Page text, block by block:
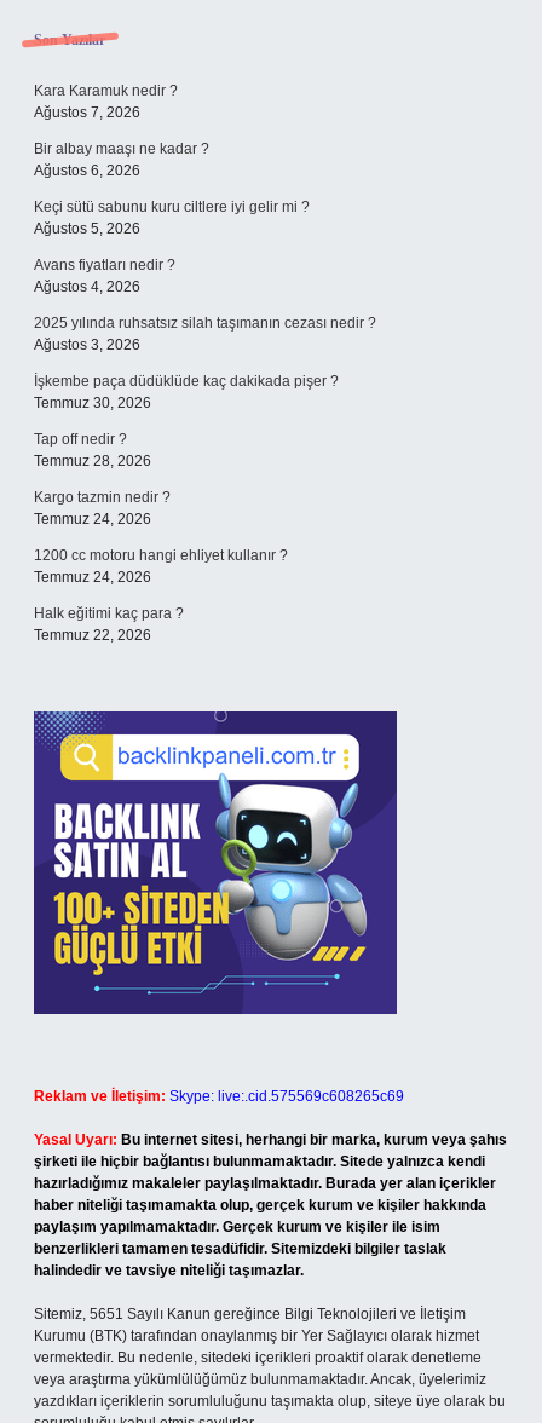
Sidebar
Son Yazılar
Kara Karamuk nedir ?
Ağustos 7, 2026
Bir albay maaşı ne kadar ?
Ağustos 6, 2026
Keçi sütü sabunu kuru ciltlere iyi gelir mi ?
Ağustos 5, 2026
Avans fiyatları nedir ?
Ağustos 4, 2026
2025 yılında ruhsatsız silah taşımanın cezası nedir ?
Ağustos 3, 2026
İşkembe paça düdüklüde kaç dakikada pişer ?
Temmuz 30, 2026
Tap off nedir ?
Temmuz 28, 2026
Kargo tazmin nedir ?
Temmuz 24, 2026
1200 cc motoru hangi ehliyet kullanır ?
Temmuz 24, 2026
Halk eğitimi kaç para ?
Temmuz 22, 2026
Reklam ve İletişim: Skype: live:.cid.575569c608265c69
Yasal Uyarı: Bu internet sitesi, herhangi bir marka, kurum veya şahıs
şirketi ile hiçbir bağlantısı bulunmamaktadır. Sitede yalnızca kendi
hazırladığımız makaleler paylaşılmaktadır. Burada yer alan içerikler
haber niteliği taşımamakta olup, gerçek kurum ve kişiler hakkında
paylaşım yapılmamaktadır. Gerçek kurum ve kişiler ile isim
benzerlikleri tamamen tesadüfidir. Sitemizdeki bilgiler taslak
halindedir ve tavsiye niteliği taşımazlar.
Sitemiz, 5651 Sayılı Kanun gereğince Bilgi Teknolojileri ve İletişim
Kurumu (BTK) tarafından onaylanmış bir Yer Sağlayıcı olarak hizmet
vermektedir. Bu nedenle, sitedeki içerikleri proaktif olarak denetleme
veya araştırma yükümlülüğümüz bulunmamaktadır. Ancak, üyelerimiz
yazdıkları içeriklerin sorumluluğunu taşımakta olup, siteye üye olarak bu